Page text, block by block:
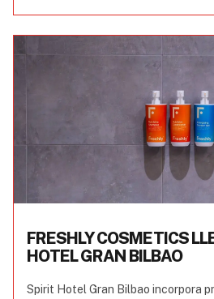
FRESHLY COSMETICS
HOTEL GRAN BILBAO
Spirit Hotel Gran Bilbao incorpora